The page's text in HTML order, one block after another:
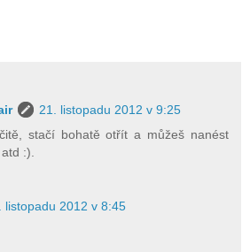
21. listopadu 2012 v 9:25
stačí bohatě otřít a můžeš nanést
:).
listopadu 2012 v 8:45